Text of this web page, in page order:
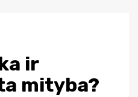
ir
mityba?